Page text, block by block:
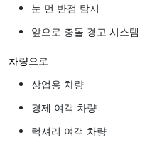
눈 먼 반점 탐지
앞으로 충돌 경고 시스템
차량으로
상업용 차량
경제 여객 차량
럭셔리 여객 차량